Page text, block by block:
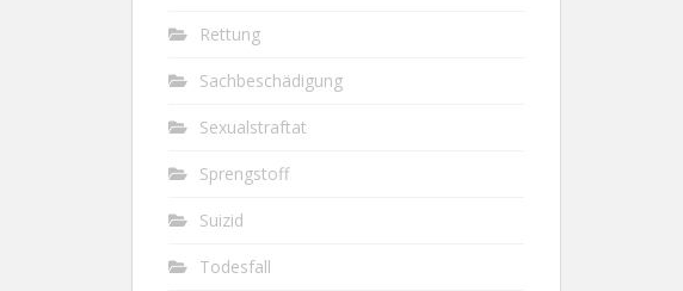
Rettung
Sachbeschädigung
Sexualstraftat
Sprengstoff
Suizid
Todesfall